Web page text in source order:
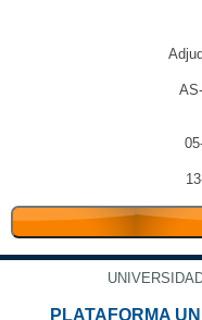
PLATAFORMA